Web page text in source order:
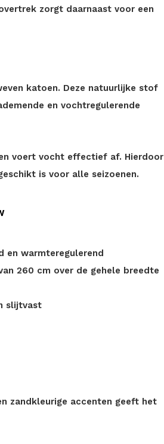
zorgt daarnaast voor een
katoen. Deze natuurlijke stof
en vochtregulerende
voert vocht effectief af. Hierdoor
is voor alle seizoenen.
en warmteregulerend
260 cm over de gehele breedte
slijtvast
zandkleurige accenten geeft het